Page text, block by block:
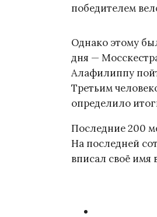
победителем
Однако этому
дня —
Алафилиппу
Третьим
определило
Последние 200
На последней
вписал своё имя